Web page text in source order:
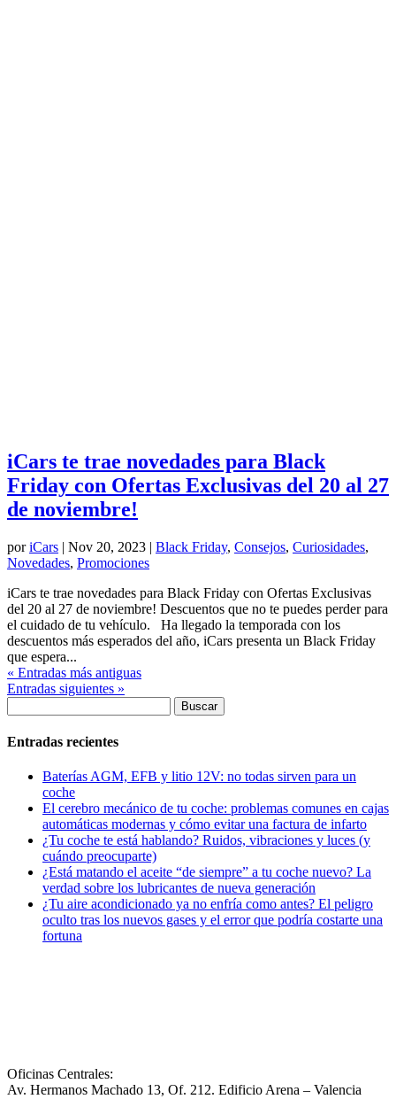
iCars te trae novedades para Black
Friday con Ofertas Exclusivas del 20 al 27
de noviembre!
poriCars | Nov 20, 2023 | Black Friday, Consejos, Curiosidades,
Novedades, Promociones
iCars te trae novedades para Black Friday con Ofertas Exclusivas
del 20 al 27 de noviembre! Descuentos que no te puedes perder para
el cuidado de tu vehículo. Ha llegado la temporada con los
descuentos más esperados del año, iCars presenta un Black Friday
que espera...
« Entradas más antiguas
Entradas siguientes »
Entradas recientes
Baterías AGM, EFB y litio 12V: no todas sirven para un
coche
El cerebro mecánico de tu coche: problemas comunes en cajas
automáticas modernas y cómo evitar una factura de infarto
¿Tu coche te está hablando? Ruidos, vibraciones y luces (y
cuándo preocuparte)
¿Está matando el aceite “de siempre” a tu coche nuevo? La
verdad sobre los lubricantes de nueva generación
¿Tu aire acondicionado ya no enfría como antes? El peligro
oculto tras los nuevos gases y el error que podría costarte una
fortuna
Oficinas Centrales:
Av. Hermanos Machado 13, Of. 212. Edificio Arena – Valencia